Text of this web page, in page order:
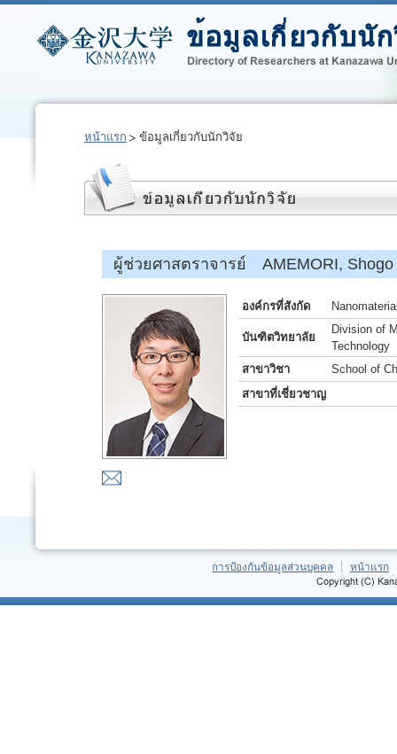
หน้าแรก ข้อมูลเกี่ยวกับนักวิจัย
ผู้ช่วยศาสตราจารย์ AMEMORI, Shogo
องค์กรที่สังกัด
บันฑิตวิทยาลัย
Division of
Technology
สาขาวิชา
School of
สาขาที่เชี่ยวชาญ
การป้องกันข้อมูลส่วนบุคคล หน้าแรก